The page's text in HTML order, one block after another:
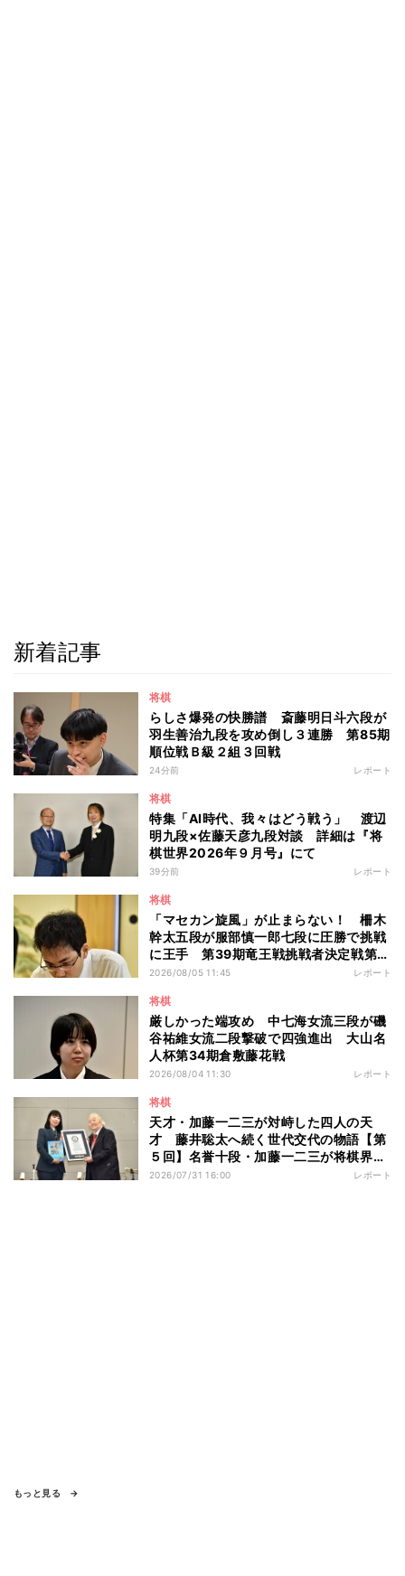
新着記事
将棋
らしさ爆発の快勝譜 斎藤明日斗六段が
羽生善治九段を攻め倒し３連勝 第85期
順位戦Ｂ級２組３回戦
24分前 レポート
将棋
特集「AI時代、我々はどう戦う」 渡辺
明九段×佐藤天彦九段対談 詳細は『将
棋世界2026年９月号』にて
39分前 レポート
将棋
「マセカン旋風」が止まらない！ 柵木
幹太五段が服部慎一郎七段に圧勝で挑戦
に王手 第39期竜王戦挑戦者決定戦第１
局
2026/08/05 11:45 レポート
将棋
厳しかった端攻め 中七海女流三段が磯
谷祐維女流二段撃破で四強進出 大山名
人杯第34期倉敷藤花戦
2026/08/04 11:30 レポート
将棋
天才・加藤一二三が対峙した四人の天
才 藤井聡太へ続く世代交代の物語【第
５回】名誉十段・加藤一二三が将棋界に
残したもの
2026/07/31 16:00 レポート
もっと見る